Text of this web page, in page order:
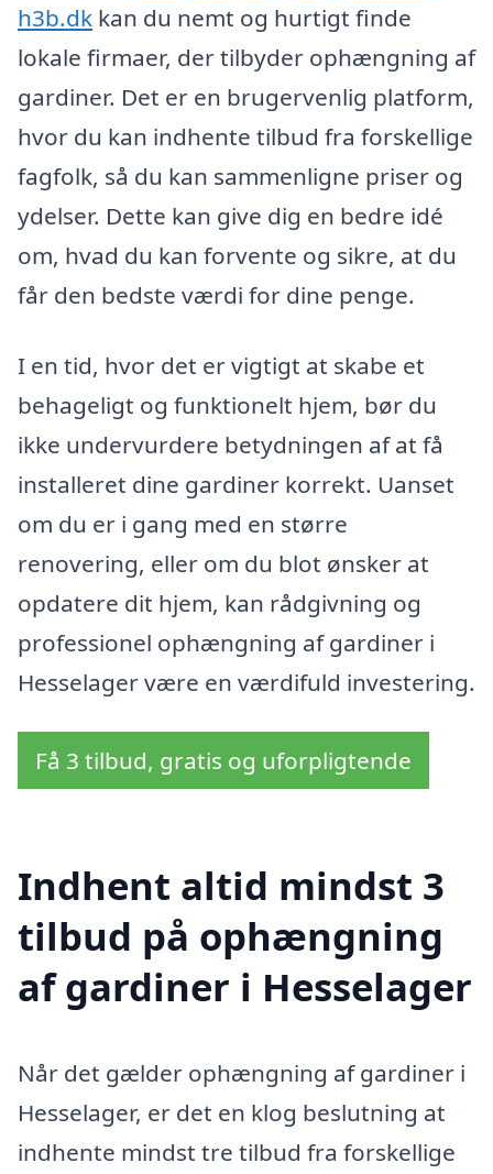
h3b.dk kan du nemt og hurtigt finde
lokale firmaer, der tilbyder ophængning af
gardiner. Det er en brugervenlig platform,
hvor du kan indhente tilbud fra forskellige
fagfolk, så du kan sammenligne priser og
ydelser. Dette kan give dig en bedre idé
om, hvad du kan forvente og sikre, at du
får den bedste værdi for dine penge.
I en tid, hvor det er vigtigt at skabe et
behageligt og funktionelt hjem, bør du
ikke undervurdere betydningen af at få
installeret dine gardiner korrekt. Uanset
om du er i gang med en større
renovering, eller om du blot ønsker at
opdatere dit hjem, kan rådgivning og
professionel ophængning af gardiner i
Hesselager være en værdifuld investering.
Få 3 tilbud, gratis og uforpligtende
Indhent altid mindst 3
tilbud på ophængning
af gardiner i Hesselager
Når det gælder ophængning af gardiner i
Hesselager, er det en klog beslutning at
indhente mindst tre tilbud fra forskellige